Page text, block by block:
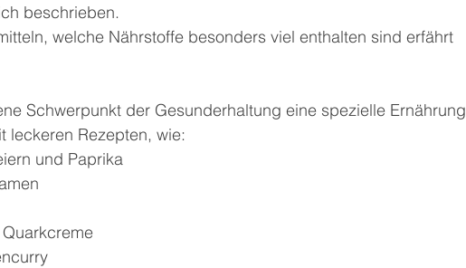
beschrieben.
welche Nährstoffe besonders viel enthalten sind erfährt
Schwerpunkt der Gesunderhaltung eine spezielle Ernährung
leckeren Rezepten, wie:
und Paprika